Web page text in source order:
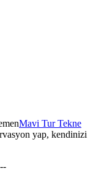
Mavi Tur Tekne
yap, kendinizi